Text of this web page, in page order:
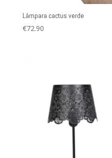
Lámpara cactus verde
€72.90